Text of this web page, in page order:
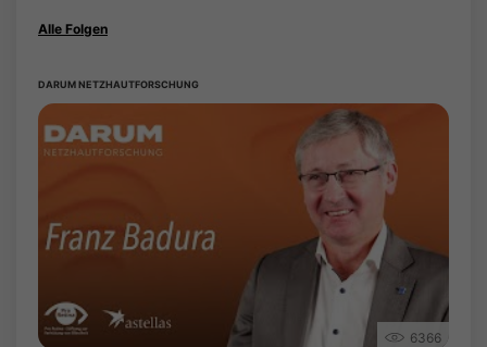
Alle Folgen
DARUM NETZHAUTFORSCHUNG
6366